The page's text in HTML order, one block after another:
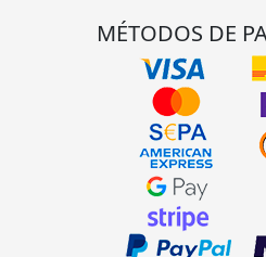
MÉTODOS DE